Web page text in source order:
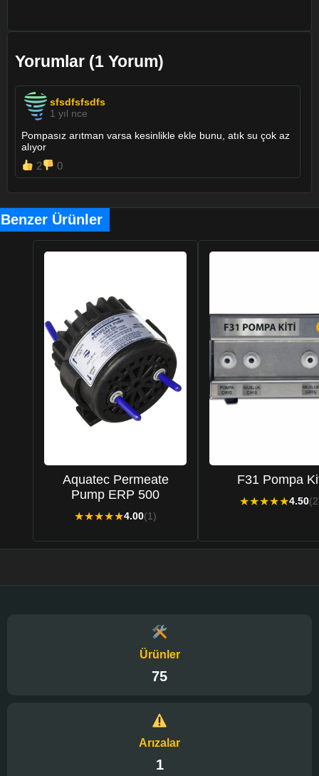
Yorumlar (1 Yorum)
sfsdfsfsdfs
1 yıl nce
Pompasız arıtman varsa kesinlikle ekle bunu, atık su çok az
alıyor
2 0
Benzer Ürünler
Aquatec Permeate
Pump ERP 500
★★★★★4.00(1)
F31 Pompa
★★★★★4.50
Ürünler
75
Arızalar
1